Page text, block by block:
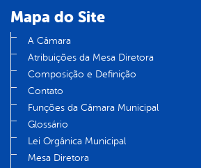
Mapa do Site
A Câmara
Atribuições da Mesa Diretora
Composição e Definição
Contato
Funções da Câmara Municipal
Glossário
Lei Orgânica Municipal
Mesa Diretora